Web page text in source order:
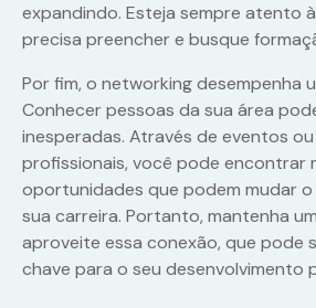
expandindo. Esteja sempre atento
precisa preencher e busque
Por fim, o networking desempenha
Conhecer pessoas da sua área
inesperadas. Através de eventos
profissionais, você pode encontrar
oportunidades que podem mudar
sua carreira. Portanto, mantenha
aproveite essa conexão, que pode
chave para o seu desenvolvimento